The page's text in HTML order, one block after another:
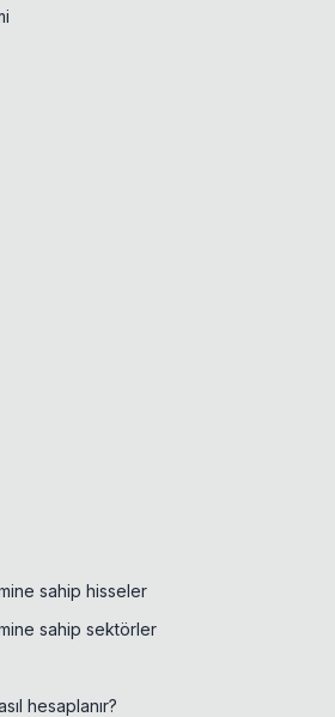
sahip hisseler
sahip sektörler
hesaplanır?